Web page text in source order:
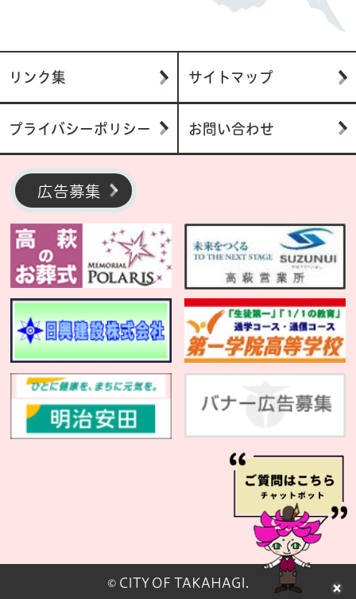
リンク集 サイトマップ
プライバシーポリシー お問い合わせ
広告募集
© CITY OF TAKAHAGI.